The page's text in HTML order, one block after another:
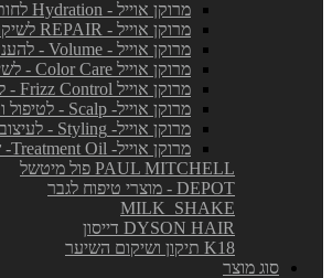
מרוקן אוייל - Hydration לחות והזנה
מרוקן אוייל - REPAIR לשיקום השיער
מרוקן אוייל - Volume - להענקת נפח
מרוקן אוייל Color Care - לשיער צבוע
מרוקן אוייל Frizz Control - לניטרול קרזול
מרוקן אוייל- Scalp - לטיפול ואיזון הקרקפת
מרוקן אוייל- Styling - לעיצוב
מרוקן אוייל- Treatment Oil- שמן מרוקאי טיפולי
PAUL MITCHELL פול מיטשל
DEPOT - מוצרי טיפוח לגבר
MILK_SHAKE
DYSON HAIR דייסון
K18 תיקון ושיקום השיער
סוג מוצר